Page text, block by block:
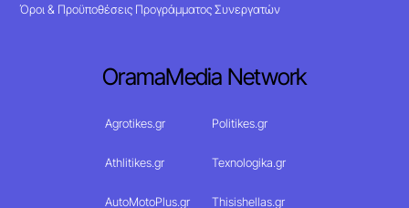
Όροι & Προϋποθέσεις Προγράμματος Συνεργατών
OramaMedia Network
Agrotikes.gr Politikes.gr
Athlitikes.gr Texnologika.gr
AutoMotoPlus.gr Thisishellas.gr